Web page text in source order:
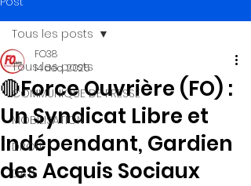
Tous les posts
COMMUNIQUE DE PRESSE
MOBILISATION
DROIT
DATE
Tous les posts
🔴Force Ouvrière (FO) :
Un Syndicat Libre et
Indépendant, Gardien
des Acquis Sociaux
FO38
14 déc. 2025